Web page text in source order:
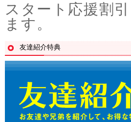
スタート応援割
ます。
友達紹介特典